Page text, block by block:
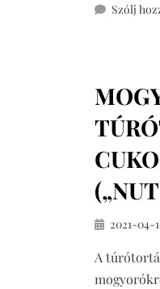
Szólj
Közzétéve
2021-04-
A